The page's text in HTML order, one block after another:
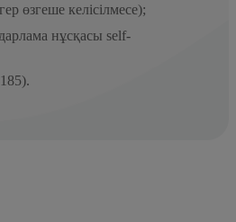
өзгеше келісілмесе);
нұсқасы self-